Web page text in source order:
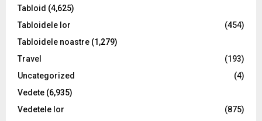
Tabloid (4,625)
Tabloidele lor
(454)
Tabloidele noastre (1,279)
Travel
(193)
Uncategorized
(4)
Vedete (6,935)
Vedetele lor
(875)